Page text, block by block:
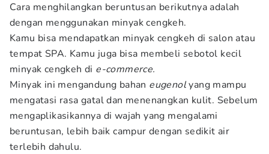
Cara menghilangkan beruntusan berikutnya adalah
dengan menggunakan minyak cengkeh.
Kamu bisa mendapatkan minyak cengkeh di salon atau
tempat SPA. Kamu juga bisa membeli sebotol kecil
minyak cengkeh di e-commerce.
Minyak ini mengandung bahan eugenolyang mampu
mengatasi rasa gatal dan menenangkan kulit. Sebelum
mengaplikasikannya di wajah yang mengalami
beruntusan, lebih baik campur dengan sedikit air
terlebih dahulu.